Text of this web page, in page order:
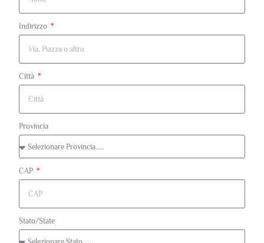
Indirizzo
Città
Provincia
CAP
Stato/State